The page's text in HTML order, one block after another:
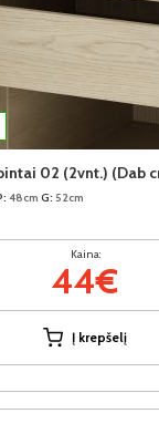
02 (2vnt.) (Dab
48cm G: 52cm
Kaina:
44€
Į krepšelį